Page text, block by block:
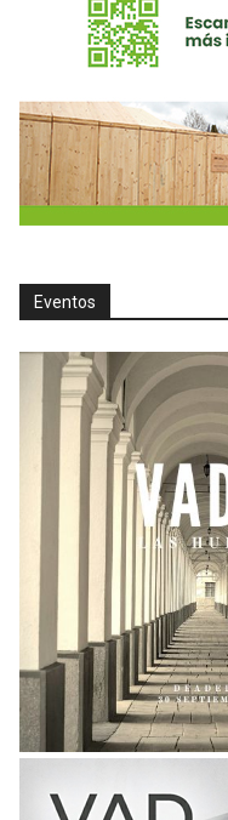
Eventos